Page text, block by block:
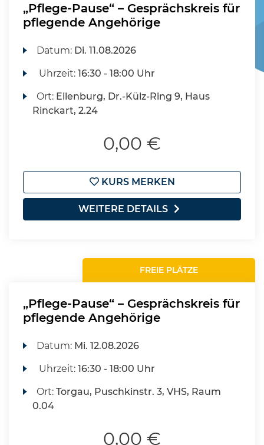
„Pflege-Pause“ – Gesprächskreis für
pflegende Angehörige
Datum: Di. 11.08.2026
Uhrzeit:16:30 - 18:00 Uhr
Ort: Eilenburg, Dr.-Külz-Ring 9, Haus
Rinckart, 2.24
0,00 €
KURS MERKEN
WEITERE DETAILS
FREIE PLÄTZE
„Pflege-Pause“ – Gesprächskreis für
pflegende Angehörige
Datum: Mi. 12.08.2026
Uhrzeit:16:30 - 18:00 Uhr
Ort:Torgau, Puschkinstr. 3, VHS, Raum
0.04
0,00 €